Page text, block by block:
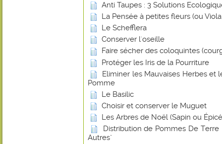
Anti Taupes : 3 Solutions
La Pensée à petites fleurs (ou
Le Schefflera
Conserver l'oseille
Faire sécher des coloquintes
Protéger les Iris de la Pourriture
Eliminer les Mauvaises Herbes et
Pomme
Le Basilic
Choisir et conserver le Muguet
Les Arbres de Noël (Sapin ou
Distribution de Pommes De
Autres"